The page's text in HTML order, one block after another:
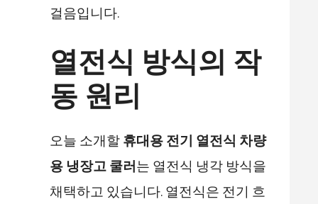
걸음입니다.
열전식 방식의 작
동 원리
오늘 소개할휴대용 전기 열전식 차량
용 냉장고 쿨러는 열전식 냉각 방식을
채택하고 있습니다. 열전식은 전기 흐